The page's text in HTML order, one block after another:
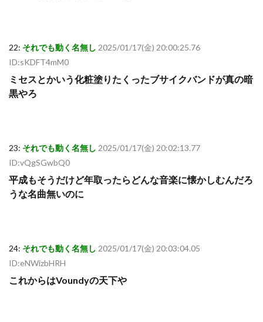
22: それでも動く名無し 2025/01/17(金) 20:00:25.76
ID:sKDFT4mM0
ミセスとかいう化粧塗りたくったブサイクバンドが真の暗
黒やろ
23: それでも動く名無し 2025/01/17(金) 20:02:13.77
ID:vQgSGwbQ0
平成もそうだけど年取ったらどんな音楽に懐かしむんだろ
うな名曲無いのに
24: それでも動く名無し 2025/01/17(金) 20:03:04.05
ID:eNWizbHRH
これからはVoundyの天下や